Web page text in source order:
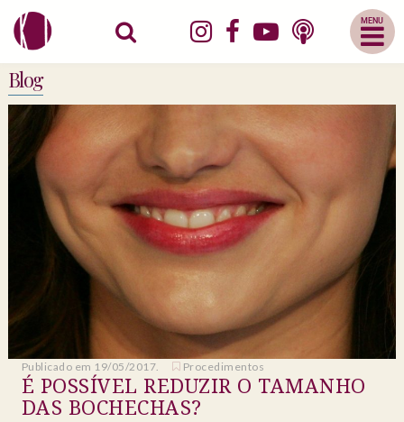
Abrir
Menu
Mobile
Blog
Publicado em 19/05/2017. Procedimentos
É POSSÍVEL REDUZIR O TAMANHO
DAS BOCHECHAS?